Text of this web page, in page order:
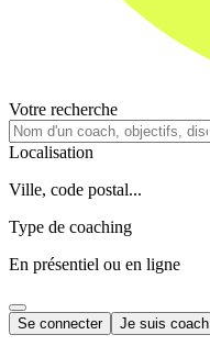
Votre recherche
Localisation
Ville, code postal...
Type de coaching
En présentiel ou en ligne
Se connecter Je suis coach